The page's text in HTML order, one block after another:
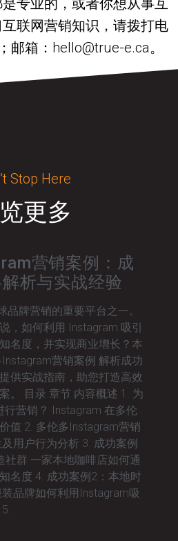
专业的，或者你想从事互
联网营销知识，请拨打电
邮箱：hello@true-e.ca。
Stop Here
更多
营销案例：成
析与实战经验
品牌营销的重要平台之一。
，如何利用 Instagram 吸引
名度，并实现商业增长？本
营销案例 解析成功
供实战指南，助您打造高效
。 目录 章节 内容概述 1. 为
营销？ Instagram 在多伦
值 2. 多伦多Instagram营销
用户行为分析 3. 成功案例
社群 一家本地咖啡店如何通
名度 4. 成功案例2：本地时
品牌如何利用Instagram吸